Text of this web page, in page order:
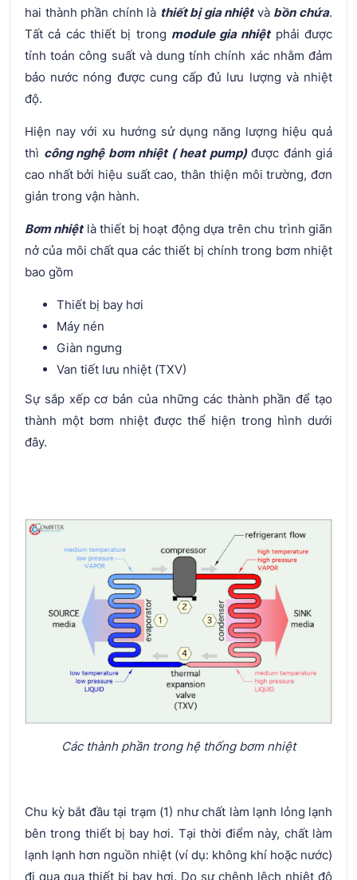
hai thành phần chính là thiết bị gia nhiệtvà bồn chứa.
Tất cả các thiết bị trong module gia nhiệtphải được
tính toán công suất và dung tính chính xác nhằm đảm
bảo nước nóng được cung cấp đủ lưu lượng và nhiệt
độ.
Hiện nay với xu hướng sử dụng năng lượng hiệu quả
thì công nghệ bơm nhiệt ( heat pump)được đánh giá
cao nhất bởi hiệu suất cao, thân thiện môi trường, đơn
giản trong vận hành.
Bơm nhiệtlà thiết bị hoạt động dựa trên chu trình giãn
nở của môi chất qua các thiết bị chính trong bơm nhiệt
bao gồm
Thiết bị bay hơi
Máy nén
Giàn ngưng
Van tiết lưu nhiệt (TXV)
Sự sắp xếp cơ bản của những các thành phần để tạo
thành một bơm nhiệt được thể hiện trong hình dưới
đây.
Các thành phần trong hệ thống bơm nhiệt
Chu kỳ bắt đầu tại trạm (1) như chất làm lạnh lỏng lạnh
bên trong thiết bị bay hơi. Tại thời điểm này, chất làm
lạnh lạnh hơn nguồn nhiệt (ví dụ: không khí hoặc nước)
đi qua qua thiết bị bay hơi. Do sự chênh lệch nhiệt độ